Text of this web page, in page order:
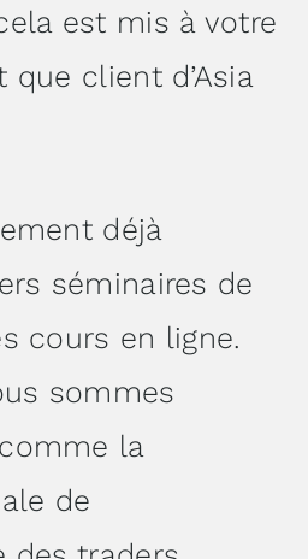
est mis à votre
client d’Asia
déjà
séminaires de
cours en ligne.
sommes
la
de